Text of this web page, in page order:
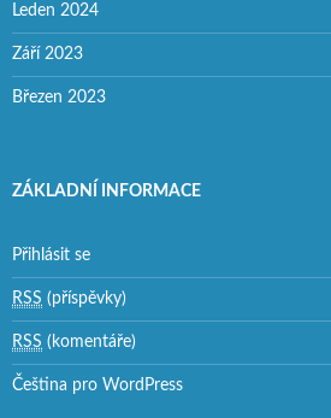
Leden 2024
Září 2023
Březen 2023
ZÁKLADNÍ INFORMACE
Přihlásit se
RSS (příspěvky)
RSS (komentáře)
Čeština pro WordPress